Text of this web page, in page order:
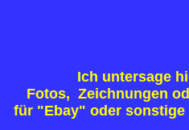
Ich untersage
Fotos, Zeichnungen
für "Ebay" oder